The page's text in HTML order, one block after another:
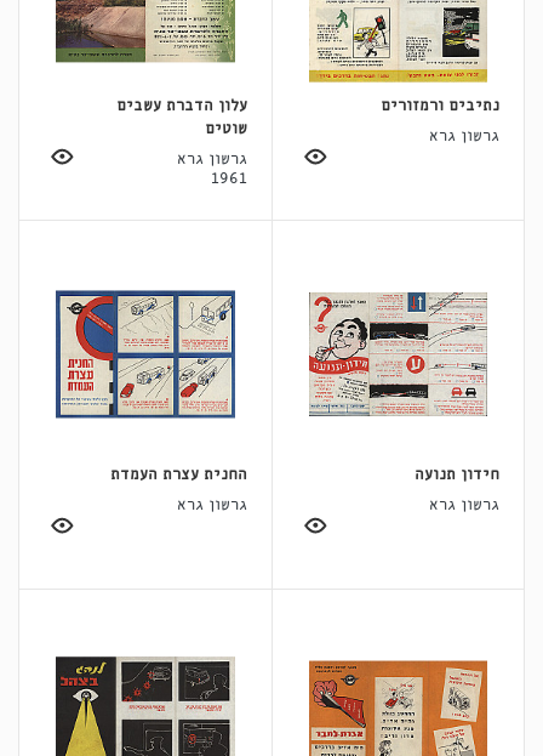
נתיבים ורמזורים
גרשון גרא
עלון הדברת עשבים
שוטים
גרשון גרא
1961
חידון תנועה
גרשון גרא
החנית עצרת העמדת
גרשון גרא